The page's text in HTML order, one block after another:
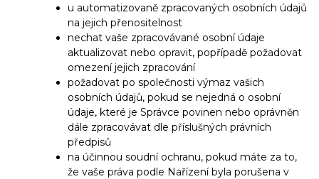
u automatizovaně zpracovaných osobních údajů
na jejich přenositelnost
nechat vaše zpracovávané osobní údaje
aktualizovat nebo opravit, popřípadě požadovat
omezení jejich zpracování
požadovat po společnosti výmaz vašich
osobních údajů, pokud se nejedná o osobní
údaje, které je Správce povinen nebo oprávněn
dále zpracovávat dle příslušných právních
předpisů
na účinnou soudní ochranu, pokud máte za to,
že vaše práva podle Nařízení byla porušena v